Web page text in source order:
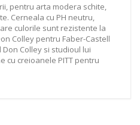
pentru arta modera schite,
Cerneala cu PH neutru,
culorile sunt rezistente la
Colley pentru Faber-Castell
Colley si studioul lui
cu creioanele PITT pentru